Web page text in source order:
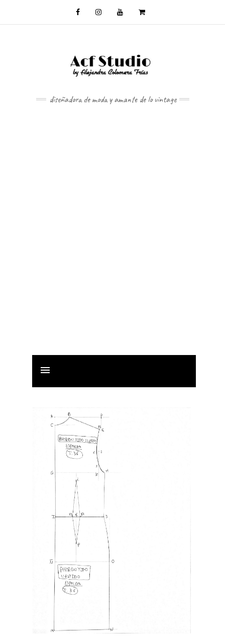
diseñadora de moda y amante de lo vintage